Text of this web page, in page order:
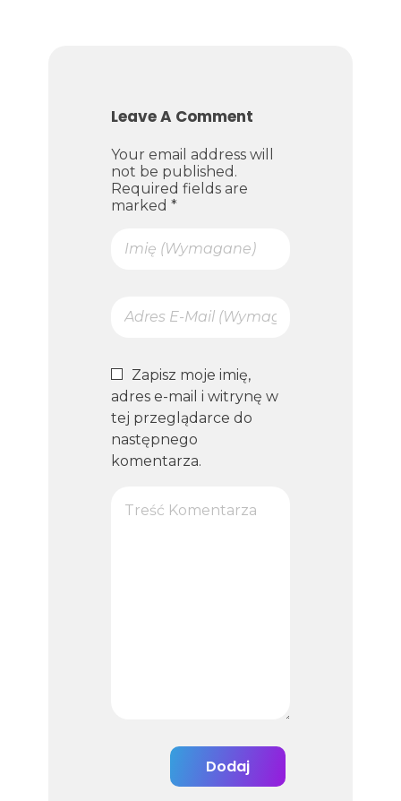
Leave A Comment
Your email address will
not be published.
Required fields are
marked *
Zapisz moje imię,
adres e-mail i witrynę w
tej przeglądarce do
następnego
komentarza.